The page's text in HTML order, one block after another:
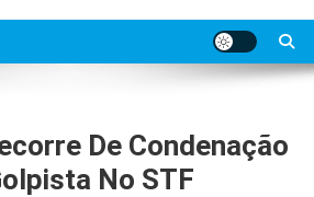
De Condenação
No STF